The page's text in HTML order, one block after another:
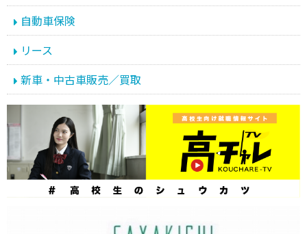
自動車保険
リース
新車・中古車販売／買取